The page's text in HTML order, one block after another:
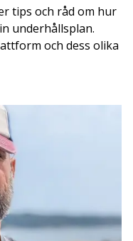
tips och råd om hur
underhållsplan.
och dess olika